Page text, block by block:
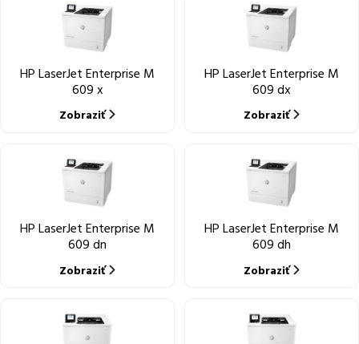
HP LaserJet Enterprise M
609 x
Zobraziť
HP LaserJet Enterprise M
609 dx
Zobraziť
HP LaserJet Enterprise M
609 dn
Zobraziť
HP LaserJet Enterprise M
609 dh
Zobraziť